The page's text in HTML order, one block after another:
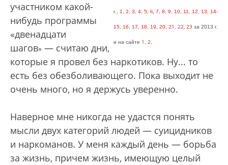
г., 1 2 3 4 5 6 7 8 9 10 11 12 13 14-
15 16 17 18 19 20 21 22, 23 за 2013 г.
и на сайте 1 2
участником какой-
нибудь программы
«двенадцати
шагов» — считаю дни,
которые я провел без наркотиков. Ну... то
есть без обезболивающего. Пока выходит не
очень много, но я держусь уверенно.
Наверное мне никогда не удастся понять
мысли двух категорий людей — суицидников
и наркоманов. У меня каждый день — борьба
за жизнь, причем жизнь, имеющую целый